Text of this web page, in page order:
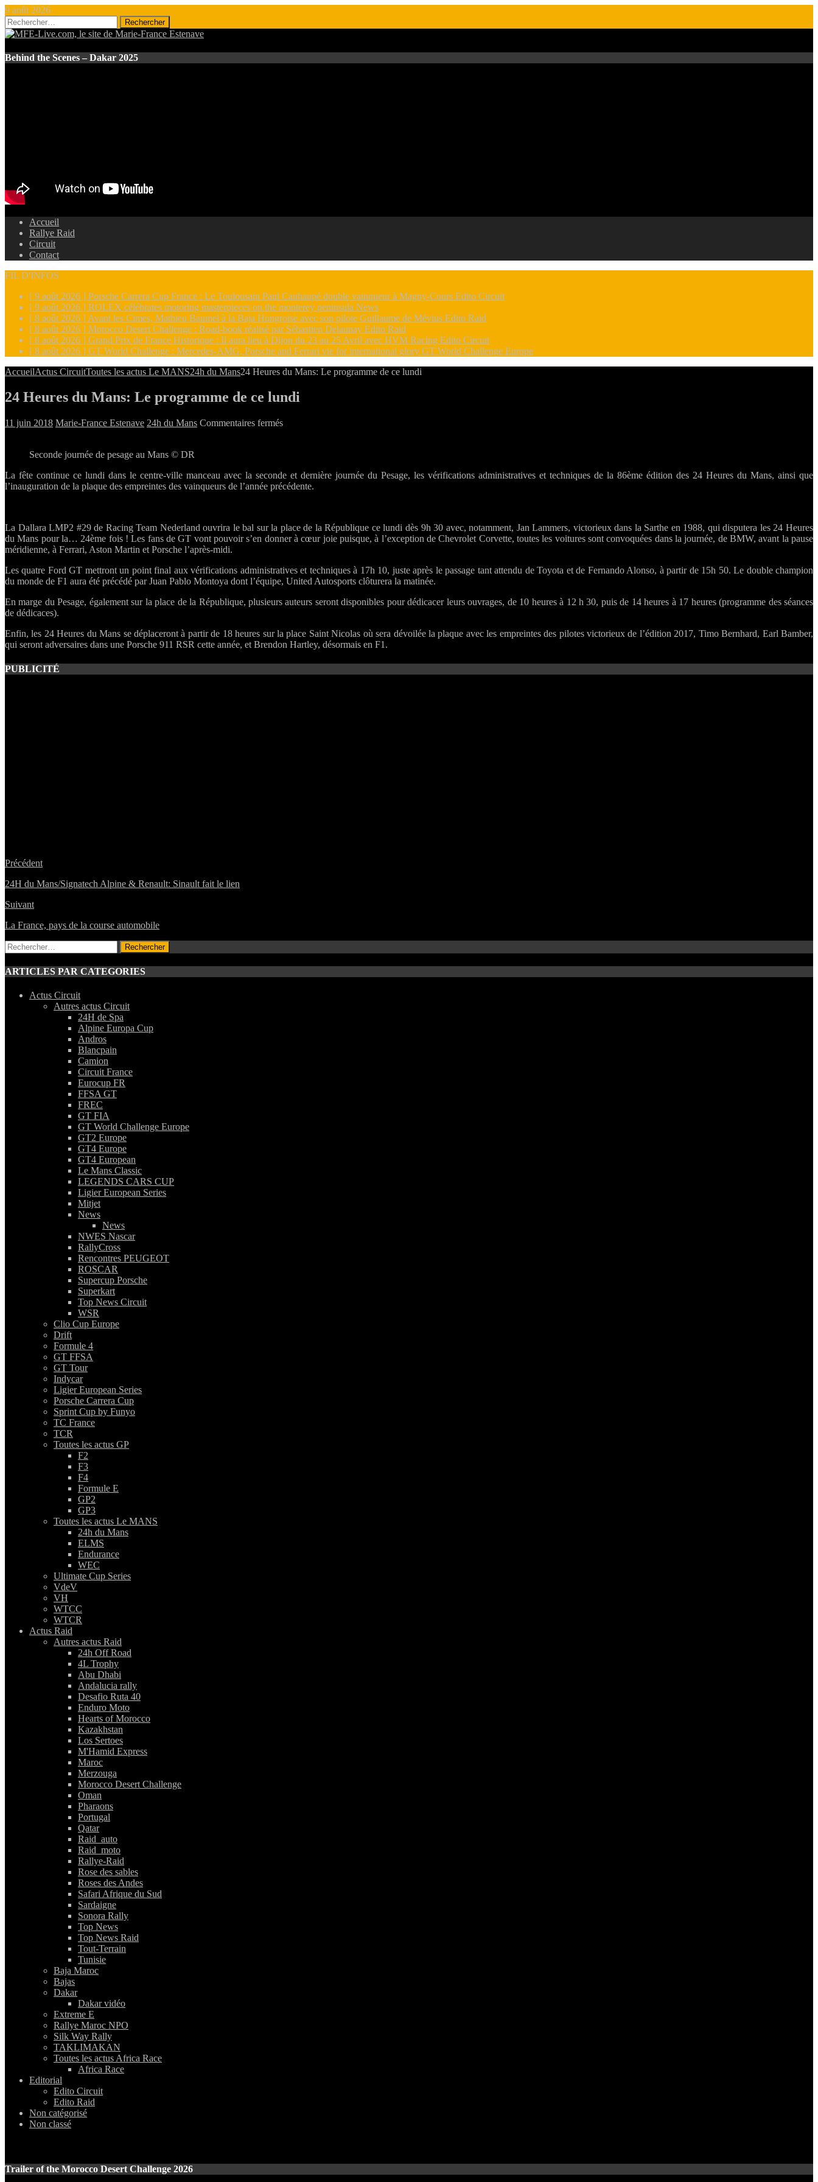
9 août 2026
Rechercher :
Behind the Scenes – Dakar 2025
Accueil
Rallye Raid
Circuit
Contact
FIL D'INFOS
[ 9 août 2026 ] Porsche Carrera Cup France : Le Toulousain Paul Cauhaupé double vainqueur à Magny-Cours Edito Circuit
[ 9 août 2026 ] ROLEX célébrates motoring masterpieces on the monterey peninsula News
[ 8 août 2026 ] Avant les Cimes, Mathieu Baumel à la Baja Hongroise avec son pilote Guillaume de Mévius Edito Raid
[ 8 août 2026 ] Morocco Desert Challenge : Road-book réalisé par Sébastien Delaunay Edito Raid
[ 8 août 2026 ] Grand Prix de France Historique : Il aura lieu à Dijon du 23 au 25 Avril avec HVM Racing Edito Circuit
[ 8 août 2026 ] GT World Challenge : Mercedes-AMG, Porsche and Ferrari vie for international glory GT World Challenge Europe
AccueilActus CircuitToutes les actus Le MANS24h du Mans24 Heures du Mans: Le programme de ce lundi
24 Heures du Mans: Le programme de ce lundi
11 juin 2018 Marie-France Estenave 24h du Mans Commentaires ferméssur
Le
programme
Seconde journée de pesage au Mans © DR
La fête continue ce lundi dans le centre-ville manceau avec la seconde et dernière journée du Pesage, les vérifications administratives et techniques de la 86ème édition des 24 Heures du Mans, ainsi que
l’inauguration de la plaque des empreintes des vainqueurs de l’année précédente.
La Dallara LMP2 #29 de Racing Team Nederland ouvrira le bal sur la place de la République ce lundi dès 9h 30 avec, notamment, Jan Lammers, victorieux dans la Sarthe en 1988, qui disputera les 24 Heures
du Mans pour la… 24ème fois ! Les fans de GT vont pouvoir s’en donner à cœur joie puisque, à l’exception de Chevrolet Corvette, toutes les voitures sont convoquées dans la journée, de BMW, avant la pause
méridienne, à Ferrari, Aston Martin et Porsche l’après-midi.
Les quatre Ford GT mettront un point final aux vérifications administratives et techniques à 17h 10, juste après le passage tant attendu de Toyota et de Fernando Alonso, à partir de 15h 50. Le double champion
du monde de F1 aura été précédé par Juan Pablo Montoya dont l’équipe, United Autosports clôturera la matinée.
En marge du Pesage, également sur la place de la République, plusieurs auteurs seront disponibles pour dédicacer leurs ouvrages, de 10 heures à 12 h 30, puis de 14 heures à 17 heures (programme des séances
de dédicaces).
Enfin, les 24 Heures du Mans se déplaceront à partir de 18 heures sur la place Saint Nicolas où sera dévoilée la plaque avec les empreintes des pilotes victorieux de l’édition 2017, Timo Bernhard, Earl Bamber,
qui seront adversaires dans une Porsche 911 RSR cette année, et Brendon Hartley, désormais en F1.
PUBLICITÉ
Précédent
24H du Mans/Signatech Alpine & Renault: Sinault fait le lien
Suivant
La France, pays de la course automobile
Rechercher :
ARTICLES PAR CATEGORIES
Actus Circuit
Autres actus Circuit
24H de Spa
Alpine Europa Cup
Andros
Blancpain
Camion
Circuit France
Eurocup FR
FFSA GT
FREC
GT FIA
GT World Challenge Europe
GT2 Europe
GT4 Europe
GT4 European
Le Mans Classic
LEGENDS CARS CUP
Ligier European Series
Mitjet
News
News
NWES Nascar
RallyCross
Rencontres PEUGEOT
ROSCAR
Supercup Porsche
Superkart
Top News Circuit
WSR
Clio Cup Europe
Drift
Formule 4
GT FFSA
GT Tour
Indycar
Ligier European Series
Porsche Carrera Cup
Sprint Cup by Funyo
TC France
TCR
Toutes les actus GP
F2
F3
F4
Formule E
GP2
GP3
Toutes les actus Le MANS
24h du Mans
ELMS
Endurance
WEC
Ultimate Cup Series
VdeV
VH
WTCC
WTCR
Actus Raid
Autres actus Raid
24h Off Road
4L Trophy
Abu Dhabi
Andalucia rally
Desafio Ruta 40
Enduro Moto
Hearts of Morocco
Kazakhstan
Los Sertoes
M'Hamid Express
Maroc
Merzouga
Morocco Desert Challenge
Oman
Pharaons
Portugal
Qatar
Raid_auto
Raid_moto
Rallye-Raid
Rose des sables
Roses des Andes
Safari Afrique du Sud
Sardaigne
Sonora Rally
Top News
Top News Raid
Tout-Terrain
Tunisie
Baja Maroc
Bajas
Dakar
Dakar vidéo
Extreme E
Rallye Maroc NPO
Silk Way Rally
TAKLIMAKAN
Toutes les actus Africa Race
Africa Race
Editorial
Edito Circuit
Edito Raid
Non catégorisé
Non classé
Trailer of the Morocco Desert Challenge 2026